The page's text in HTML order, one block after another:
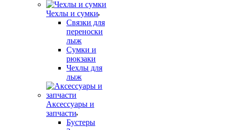
Чехлы и сумки
Связки для
переноски
лыж
Сумки и
рюкзаки
Чехлы для
лыж
Аксессуары и
запчасти
Бустеры